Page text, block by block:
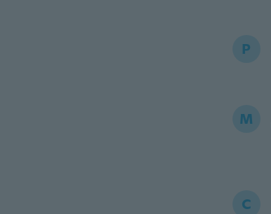
P
M
C